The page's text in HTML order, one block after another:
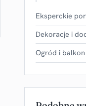
Eksperckie
Dekoracje i
Ogród i balkon